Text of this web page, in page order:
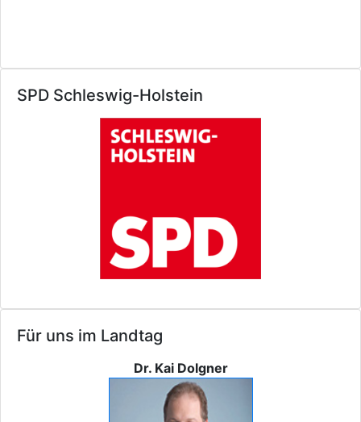
SPD Schleswig-Holstein
Für uns im Landtag
Dr. Kai Dolgner